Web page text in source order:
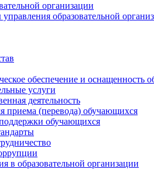
организации
образовательной
обеспечение и оснащенность
услуги
деятельность
приема (перевода) обучающихся
обучающихся
в образовательной организации